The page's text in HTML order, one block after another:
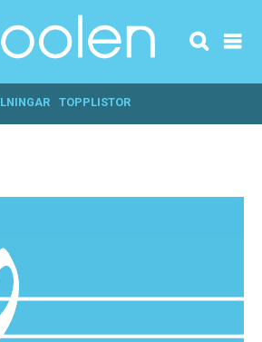
TOPPLISTOR